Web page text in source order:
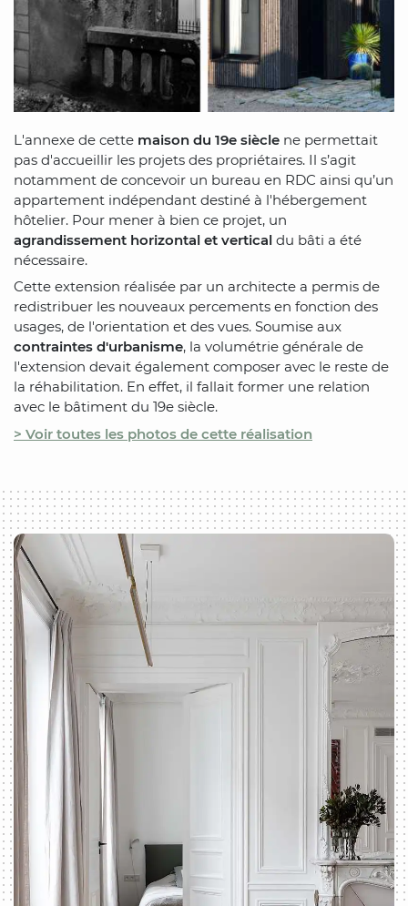
L'annexe de cette maison du 19e siècle ne permettait
pas d'accueillir les projets des propriétaires. Il s’agit
notamment de concevoir un bureau en RDC ainsi qu’un
appartement indépendant destiné à l'hébergement
hôtelier. Pour mener à bien ce projet, un
agrandissement horizontal et vertical du bâti a été
nécessaire.
Cette extension réalisée par un architecte a permis de
redistribuer les nouveaux percements en fonction des
usages, de l'orientation et des vues. Soumise aux
contraintes d'urbanisme, la volumétrie générale de
l'extension devait également composer avec le reste de
la réhabilitation. En effet, il fallait former une relation
avec le bâtiment du 19e siècle.
> Voir toutes les photos de cette réalisation